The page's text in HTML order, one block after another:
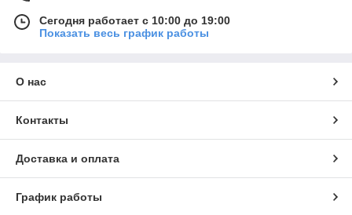
Сегодня работает с 10:00 до 19:00
Показать весь график работы
О нас
Контакты
Доставка и оплата
График работы